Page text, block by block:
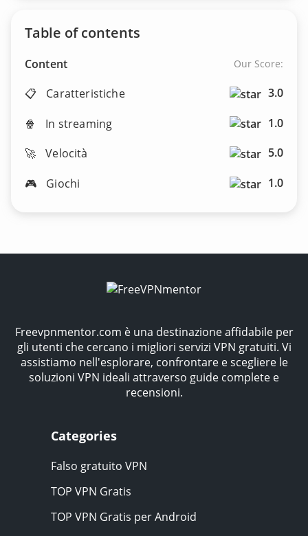
Table of contents
Content Our Score:
📋 Caratteristiche 3.0
🍿 In streaming 1.0
🚀 Velocità 5.0
🎮 Giochi 1.0
Freevpnmentor.com è una destinazione affidabile per
gli utenti che cercano i migliori servizi VPN gratuiti. Vi
assistiamo nell'esplorare, confrontare e scegliere le
soluzioni VPN ideali attraverso guide complete e
recensioni.
Categories
Falso gratuito VPN
TOP VPN Gratis
TOP VPN Gratis per Android